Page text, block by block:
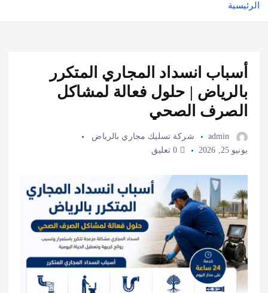
الرئيسية
أسباب انسداد المجاري المتكرر
بالرياض | حلول فعالة لمشاكل
الصرف الصحي
admin
شركة تسليك مجاري بالرياض
يونيو 25, 2026